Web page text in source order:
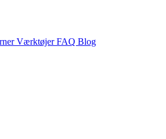
VærktøjerFAQ Blog